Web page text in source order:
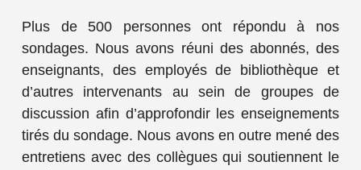
Plus de 500 personnes ont répondu à nos
sondages. Nous avons réuni des abonnés, des
enseignants, des employés de bibliothèque et
d’autres intervenants au sein de groupes de
discussion afin d’approfondir les enseignements
tirés du sondage. Nous avons en outre mené des
entretiens avec des collègues qui soutiennent le